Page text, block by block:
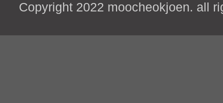
Copyright 2022 moocheokjoen. all